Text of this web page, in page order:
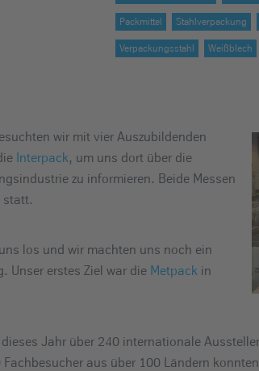
Packmittel Stahlverpackung
Verpackungsstahl Weißblech
wir mit vier Auszubildenden
Interpack, um uns dort über die
zu informieren. Beide Messen
statt.
los und wir machten uns noch ein
Unser erstes Ziel war die Metpack in
Jahr über 240 internationale
aus über 100 Ländern